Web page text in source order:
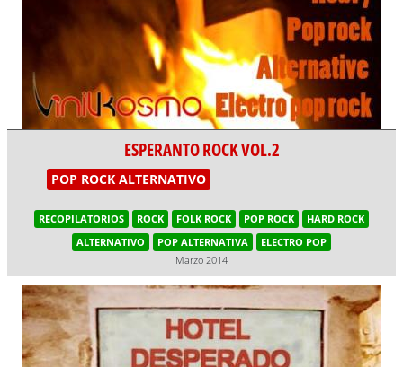
ESPERANTO ROCK VOL.2
POP ROCK ALTERNATIVO
RECOPILATORIOS ROCK FOLK ROCK POP ROCK
HARD ROCK
ALTERNATIVO
POP ALTERNATIVA
ELECTRO POP
Marzo 2014